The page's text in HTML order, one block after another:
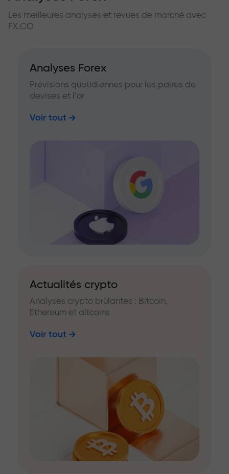
Les meilleures analyses et revues de marché avec
FX.CO
Analyses Forex
Prévisions quotidiennes pour les paires de
devises et l’or
Voir tout
Actualités crypto
Analyses crypto brûlantes : Bitcoin,
Ethereum et altcoins
Voir tout